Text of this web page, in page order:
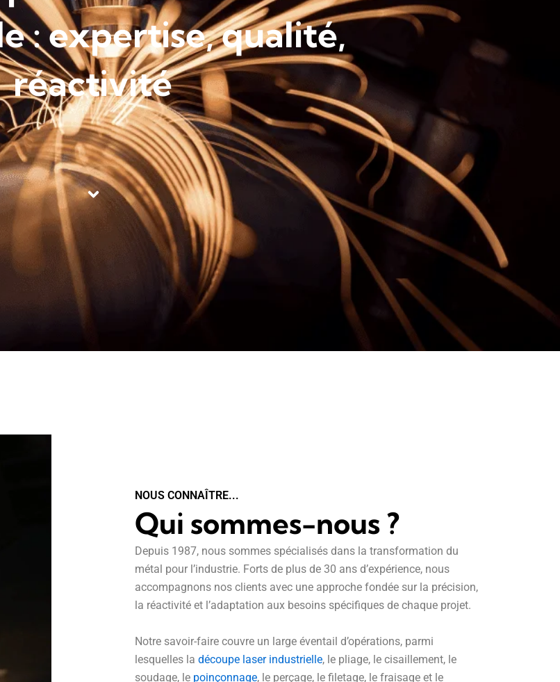
: expertise, qualité,
réactivité
NOUS CONNAÎTRE...
Qui sommes-nous ?
Depuis 1987, nous sommes spécialisés dans la transformation du
métal pour l’industrie. Forts de plus de 30 ans d’expérience, nous
accompagnons nos clients avec une approche fondée sur la précision,
la réactivité et l’adaptation aux besoins spécifiques de chaque projet.
Notre savoir-faire couvre un large éventail d’opérations, parmi
lesquelles la découpe laser industrielle, le pliage, le cisaillement, le
soudage, le poinçonnage, le perçage, le filetage, le fraisage et le